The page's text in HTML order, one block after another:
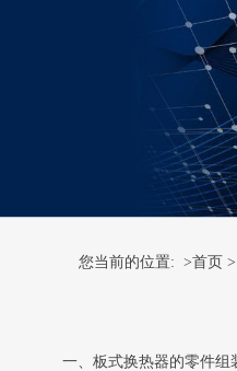
您当前的位置: >首页 >
一、板式换热器的零件组